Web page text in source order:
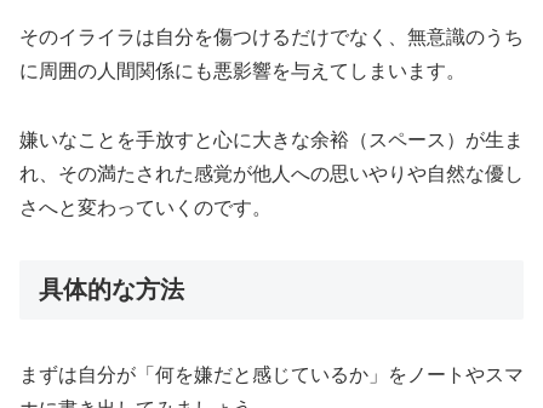
そのイライラは自分を傷つけるだけでなく、無意識のうち
に周囲の人間関係にも悪影響を与えてしまいます。
嫌いなことを手放すと心に大きな余裕（スペース）が生ま
れ、その満たされた感覚が他人への思いやりや自然な優し
さへと変わっていくのです。
具体的な方法
まずは自分が「何を嫌だと感じているか」をノートやスマ